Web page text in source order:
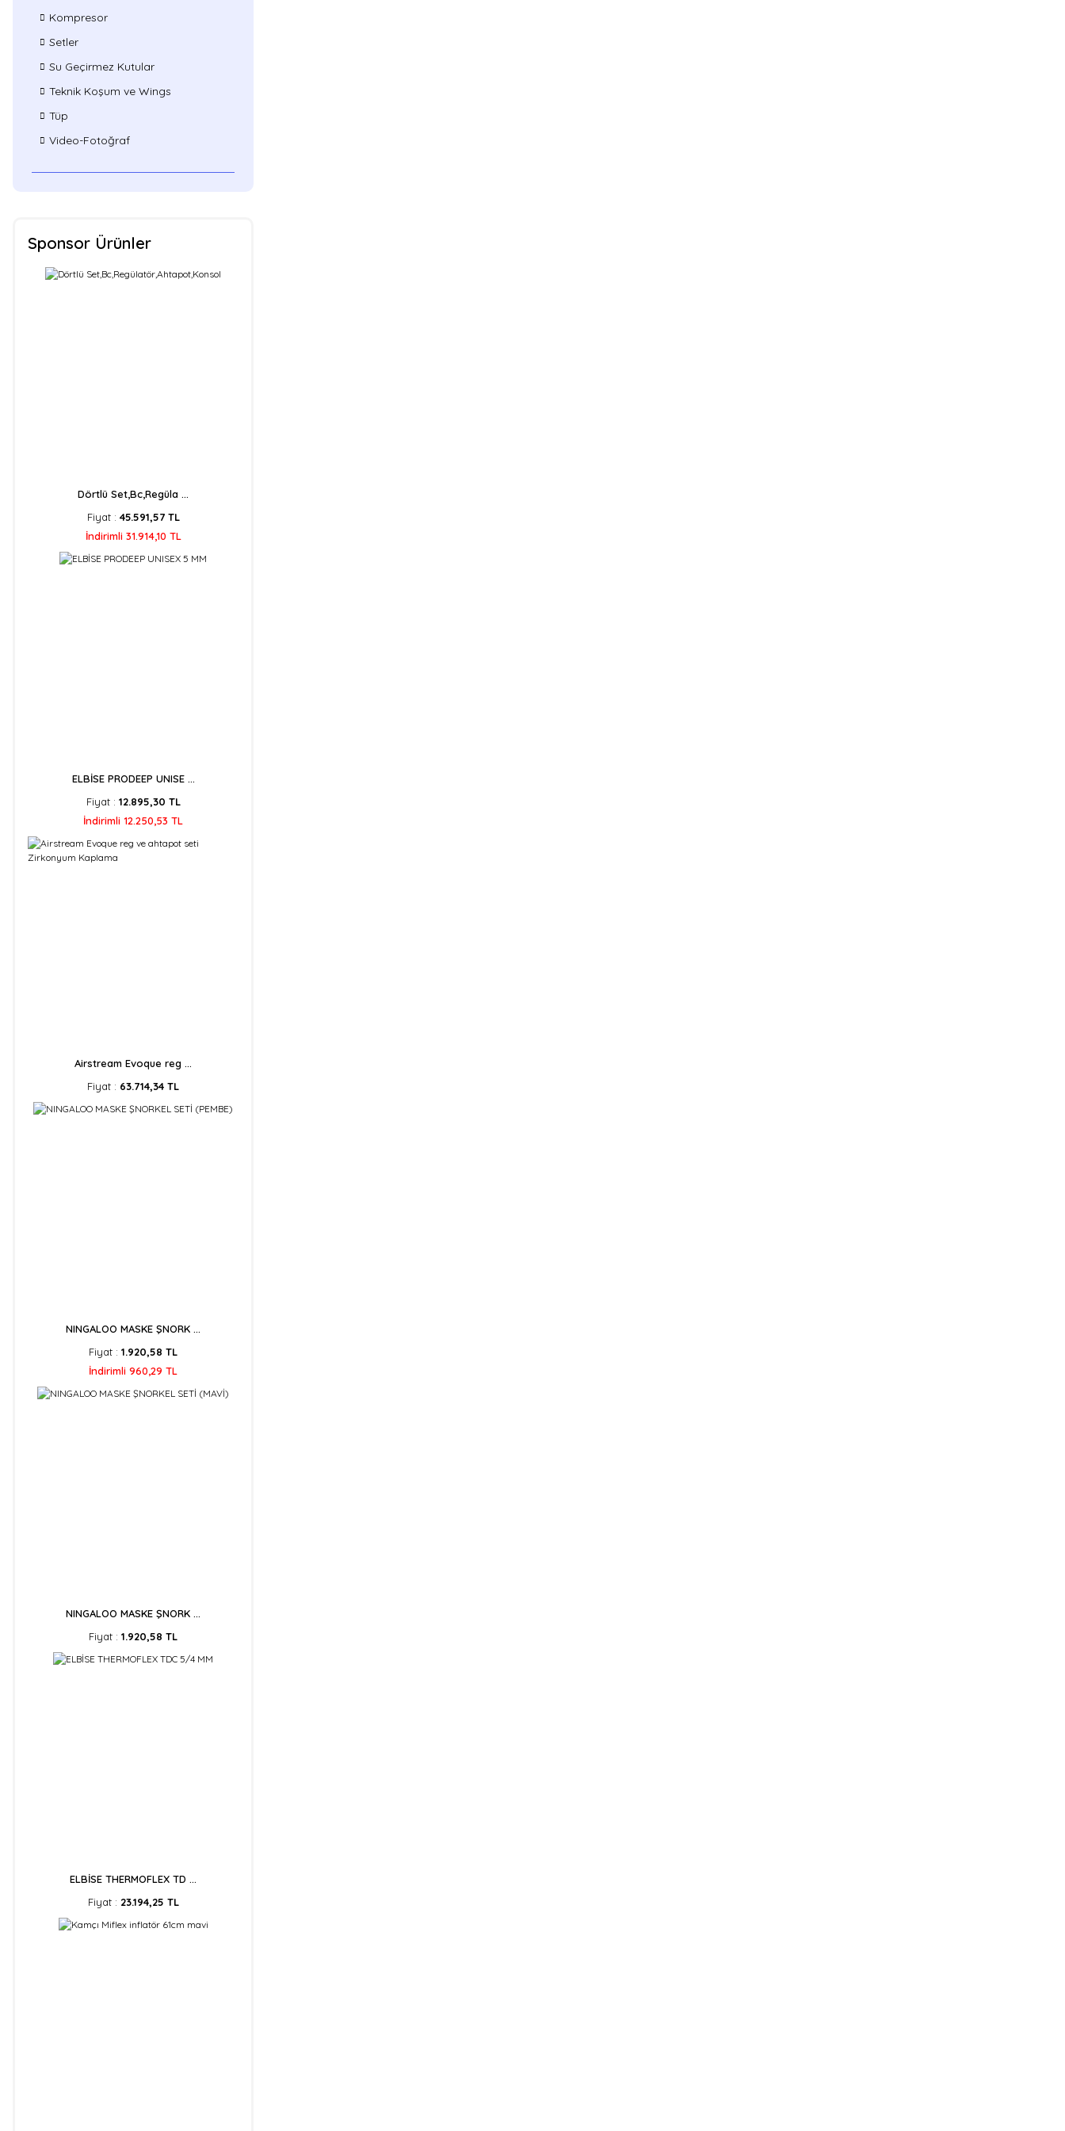
Kompresor
Setler
Su Geçirmez Kutular
Teknik Koşum ve Wings
Tüp
Video-Fotoğraf
Sponsor Ürünler
Dörtlü Set,Bc,Regüla ...
Fiyat : 45.591,57 TL
İndirimli 31.914,10 TL
ELBİSE PRODEEP UNISE ...
Fiyat : 12.895,30 TL
İndirimli 12.250,53 TL
Airstream Evoque reg ...
Fiyat : 63.714,34 TL
NINGALOO MASKE ŞNORK ...
Fiyat : 1.920,58 TL
İndirimli 960,29 TL
NINGALOO MASKE ŞNORK ...
Fiyat : 1.920,58 TL
ELBİSE THERMOFLEX TD ...
Fiyat : 23.194,25 TL